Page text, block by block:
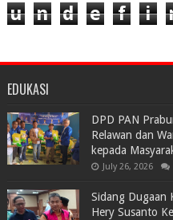
u n d e f i
EDUKASI
DPD PAN
Relawan dan
kepada
July 26, 2026
Sidang Dugaan
Hery Susanto